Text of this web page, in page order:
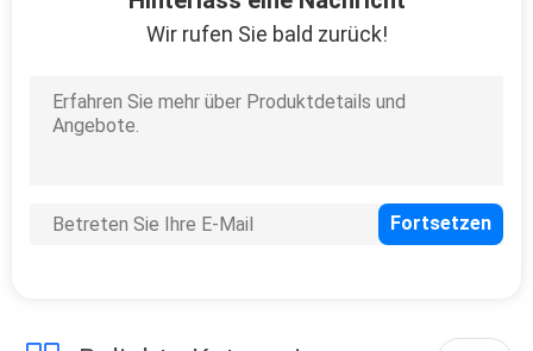
Wir rufen Sie bald zurück!